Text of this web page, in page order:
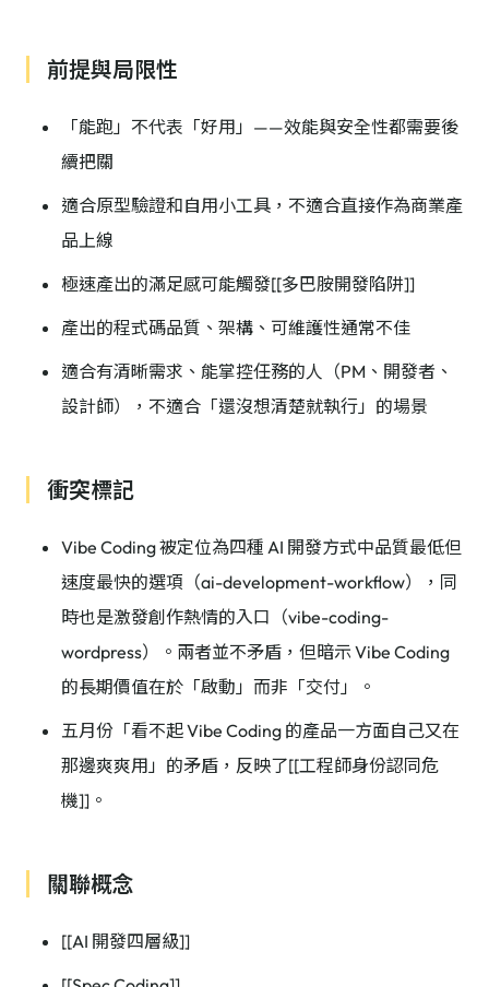
前提與局限性
「能跑」不代表「好用」——效能與安全性都需要後
續把關
適合原型驗證和自用小工具，不適合直接作為商業產
品上線
極速產出的滿足感可能觸發[[多巴胺開發陷阱]]
產出的程式碼品質、架構、可維護性通常不佳
適合有清晰需求、能掌控任務的人（PM、開發者、
設計師），不適合「還沒想清楚就執行」的場景
衝突標記
Vibe Coding 被定位為四種 AI 開發方式中品質最低但
速度最快的選項（ai-development-workflow），同
時也是激發創作熱情的入口（vibe-coding-
wordpress）。兩者並不矛盾，但暗示 Vibe Coding
的長期價值在於「啟動」而非「交付」。
五月份「看不起 Vibe Coding 的產品一方面自己又在
那邊爽爽用」的矛盾，反映了[[工程師身份認同危
機]]。
關聯概念
[[AI 開發四層級]]